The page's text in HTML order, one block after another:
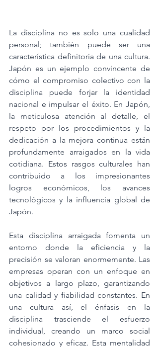
La disciplina no es solo una cualidad
personal; también puede ser una
característica definitoria de una cultura.
Japón es un ejemplo convincente de
cómo el compromiso colectivo con la
disciplina puede forjar la identidad
nacional e impulsar el éxito. En Japón,
la meticulosa atención al detalle, el
respeto por los procedimientos y la
dedicación a la mejora continua están
profundamente arraigados en la vida
cotidiana. Estos rasgos culturales han
contribuido a los impresionantes
logros económicos, los avances
tecnológicos y la influencia global de
Japón.
Esta disciplina arraigada fomenta un
entorno donde la eficiencia y la
precisión se valoran enormemente. Las
empresas operan con un enfoque en
objetivos a largo plazo, garantizando
una calidad y fiabilidad constantes. En
una cultura así, el énfasis en la
disciplina trasciende el esfuerzo
individual, creando un marco social
cohesionado y eficaz. Esta mentalidad